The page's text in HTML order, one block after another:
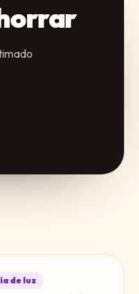
de luz